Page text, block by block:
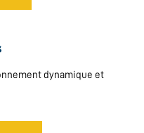
dynamique et